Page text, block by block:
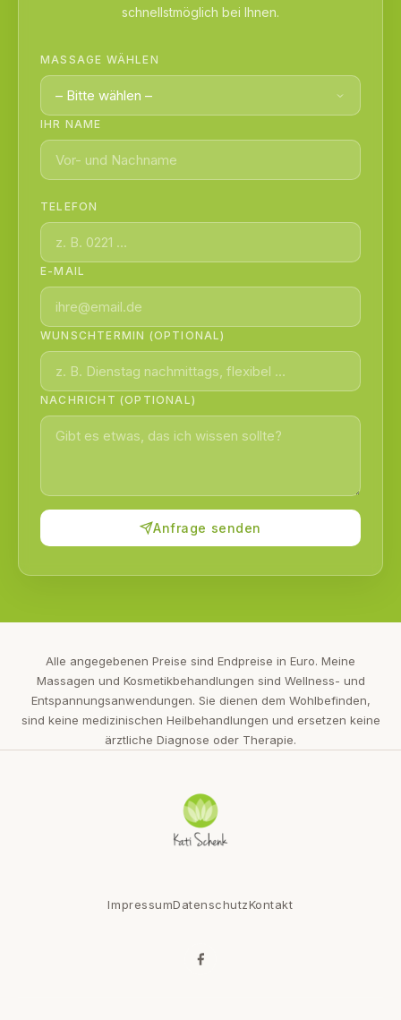
schnellstmöglich bei Ihnen.
MASSAGE WÄHLEN
IHR NAME
TELEFON
E-MAIL
WUNSCHTERMIN (OPTIONAL)
NACHRICHT (OPTIONAL)
Anfrage senden
Alle angegebenen Preise sind Endpreise in Euro. Meine
Massagen und Kosmetikbehandlungen sind Wellness- und
Entspannungsanwendungen. Sie dienen dem Wohlbefinden,
sind keine medizinischen Heilbehandlungen und ersetzen keine
ärztliche Diagnose oder Therapie.
ImpressumDatenschutzKontakt